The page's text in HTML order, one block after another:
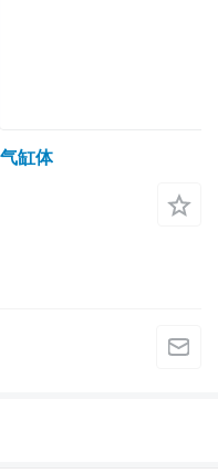
缸体